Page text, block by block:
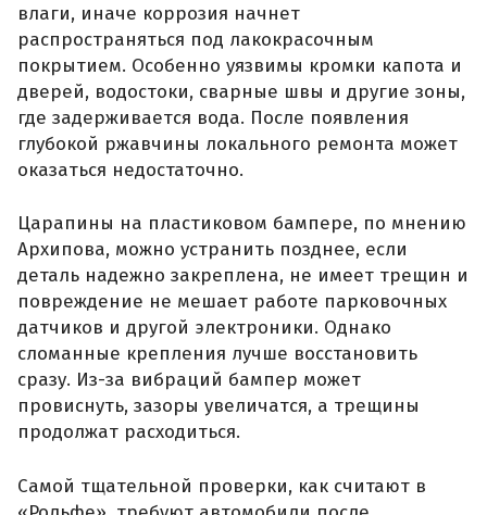
влаги, иначе коррозия начнет
распространяться под лакокрасочным
покрытием. Особенно уязвимы кромки капота и
дверей, водостоки, сварные швы и другие зоны,
где задерживается вода. После появления
глубокой ржавчины локального ремонта может
оказаться недостаточно.
Царапины на пластиковом бампере, по мнению
Архипова, можно устранить позднее, если
деталь надежно закреплена, не имеет трещин и
повреждение не мешает работе парковочных
датчиков и другой электроники. Однако
сломанные крепления лучше восстановить
сразу. Из-за вибраций бампер может
провиснуть, зазоры увеличатся, а трещины
продолжат расходиться.
Самой тщательной проверки, как считают в